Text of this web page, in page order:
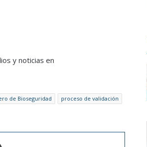
y noticias en
de Bioseguridad
proceso de validación